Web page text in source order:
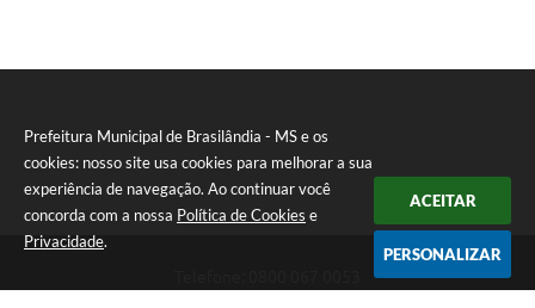
Prefeitura Municipal de Brasilândia - MS e os
cookies: nosso site usa cookies para melhorar a sua
experiência de navegação. Ao continuar você
concorda com a nossa Política de Cookies e
Privacidade.
ACEITAR
PERSONALIZAR